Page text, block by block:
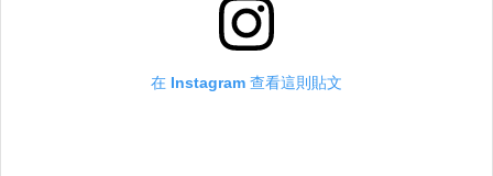
在 Instagram 查看這則貼文